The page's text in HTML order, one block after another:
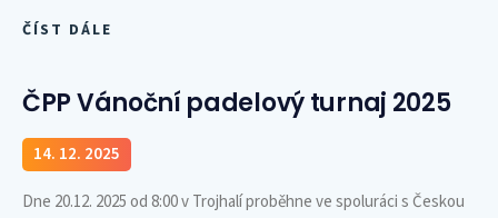
ČÍST DÁLE
ČPP Vánoční padelový turnaj 2025
14. 12. 2025
Dne 20.12. 2025 od 8:00 v Trojhalí proběhne ve spoluráci s Českou